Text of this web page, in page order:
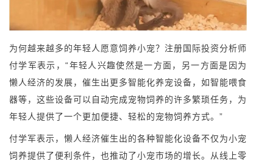
为何越来越多的年轻人愿意饲养小宠？注册国际投资分析师
付学军表示，“年轻人兴趣使然是一方面，另一方面是因为
懒人经济的发展，催生出更多智能化养宠设备，如智能喂食
器等，这些设备可以自动完成宠物饲养的许多繁琐任务，为
年轻人提供了一个更加便捷、轻松的宠物饲养方式。”
付学军表示，懒人经济催生出的各种智能化设备不仅为小宠
饲养提供了便利条件，也推动了小宠市场的增长。从线上零